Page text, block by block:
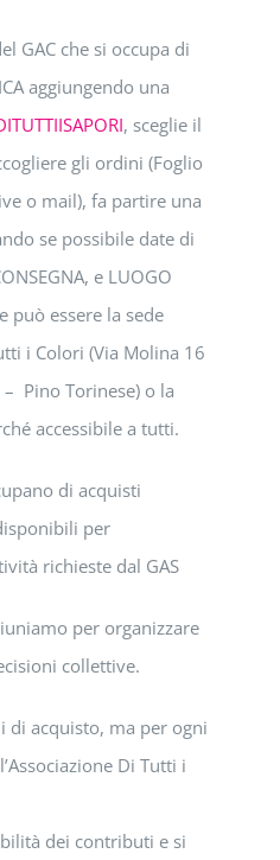
GAC che si occupa di
aggiungendo una
, sceglie il
gli ordini (Foglio
o mail), fa partire una
se possibile date di
e LUOGO
può essere la sede
i Colori (Via Molina 16
Pino Torinese) o la
accessibile a tutti.
di acquisti
per
richieste dal GAS
per organizzare
collettive.
di acquisto, ma per ogni
Di Tutti i
dei contributi e si